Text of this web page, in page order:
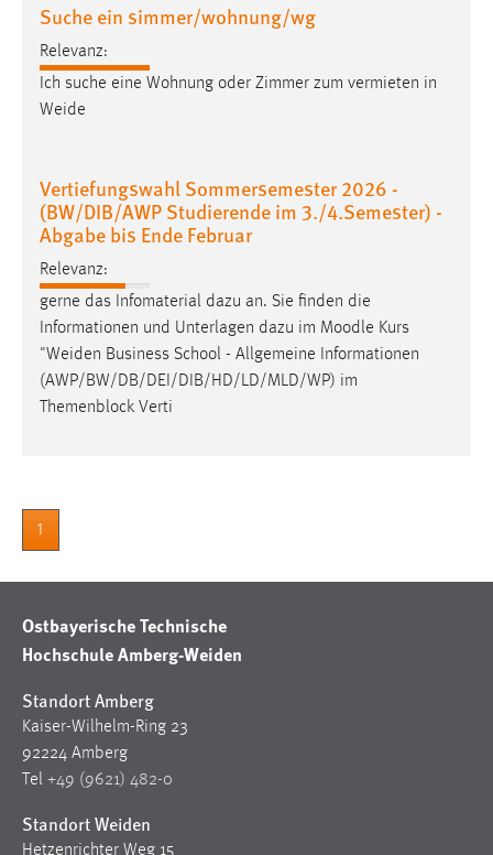
Suche ein simmer/wohnung/wg
Relevanz:
Ich suche eine Wohnung oder Zimmer zum vermieten in
Weide
Vertiefungswahl Sommersemester 2026 -
(BW/DIB/AWP Studierende im 3./4.Semester) -
Abgabe bis Ende Februar
Relevanz:
gerne das Infomaterial dazu an. Sie finden die
Informationen und Unterlagen dazu im Moodle Kurs
"Weiden Business School - Allgemeine Informationen
(AWP/BW/DB/DEI/DIB/HD/LD/MLD/WP) im
Themenblock Verti
1
Ostbayerische Technische
Hochschule Amberg-Weiden
Standort Amberg
Kaiser-Wilhelm-Ring 23
92224 Amberg
Tel +49 (9621) 482-0
Standort Weiden
Hetzenrichter Weg 15
staticfilecache
Zweck:
Für performante Seitenauslieferung wird in diesem Cookie
gespeichert, ob man eingeloggt ist.
Name:
site-language-preference
Zweck:
Das Cookie speichert die gewählte Sprache der Website.
Cookie Laufzeit:
Cookie Laufzeit:
MibewSessionID, mibew-chat-frame-style-
Jahre, MIBEW_UserID = 1 Jahr
Login
fe_user, be_user, be_lastLoginProvider